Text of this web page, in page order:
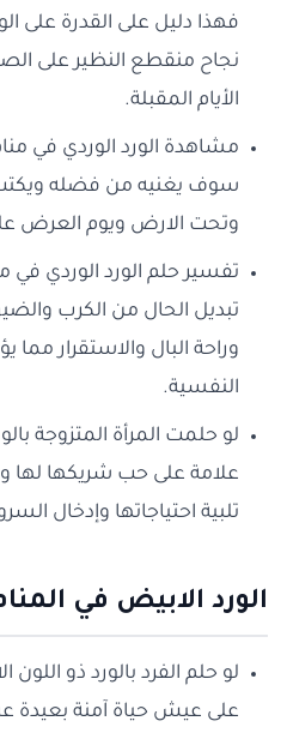
فهذا دليل على القدرة على
نجاح منقطع النظير على
الأيام المقبلة.
مشاهدة الورد الوردي في
سوف يغنيه من فضله
وتحت الارض ويوم العرض
تفسير حلم الورد الوردي
تبديل الحال من الكرب
وراحة البال والاستقرار
النفسية.
لو حلمت المرأة المتزوجة
علامة على حب شريكها
تلبية احتياجاتها وإدخال
الورد الابيض في
لو حلم الفرد بالورد ذو
على عيش حياة آمنة بعيدة